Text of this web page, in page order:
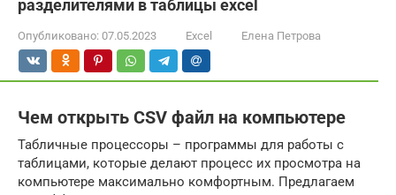
разделителями в таблицы excel
Опубликовано: 07.05.2023 Excel Елена Петрова
Чем открыть CSV файл на компьютере
Табличные процессоры – программы для работы с
таблицами, которые делают процесс их просмотра на
компьютере максимально комфортным. Предлагаем